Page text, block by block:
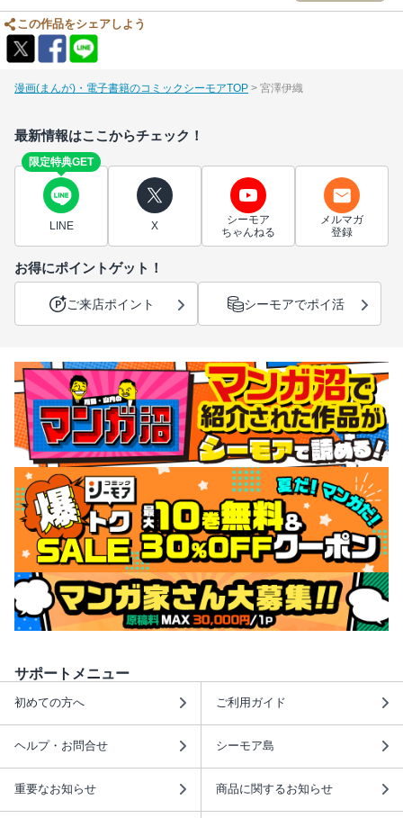
この作品をシェアしよう
漫画(まんが)・電子書籍のコミックシーモアTOP 宮澤伊織
最新情報はここからチェック！
限定特典GET
LINE X
シーモア
ちゃんねる
メルマガ
登録
お得にポイントゲット！
ご来店ポイント シーモアでポイ活
サポートメニュー
初めての方へ ご利用ガイド
ヘルプ・お問合せ シーモア島
重要なお知らせ 商品に関するお知らせ